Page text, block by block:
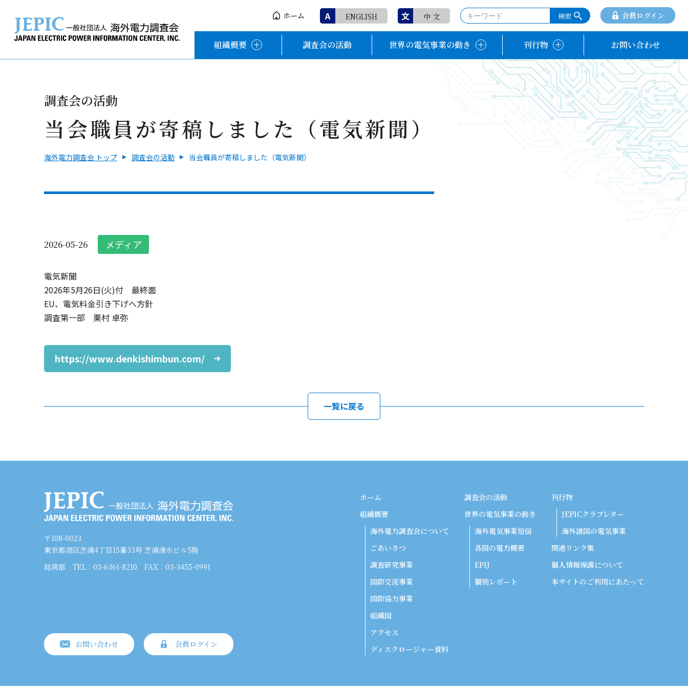
ホーム A ENGLISH 文 中 文 会員ログイン
組織概要 調査会の活動 世界の電気事業の動き 刊行物 お問い合わせ
調査会の活動
当会職員が寄稿しました（電気新聞）
海外電力調査会 トップ 調査会の活動 当会職員が寄稿しました（電気新聞）
2026-05-26 メディア
電気新聞
2026年5月26日(火)付 最終面
EU、電気料金引き下げへ方針
調査第一部 栗村 卓弥
https://www.denkishimbun.com/
一覧に戻る
〒108-0023
東京都港区芝浦4丁目15番33号 芝浦清水ビル5階
総務部
TEL：03-6361-8210 FAX：03-3455-0991
お問い合わせ 会員ログイン
ホーム
組織概要
海外電力調査会について
ごあいさつ
調査研究事業
国際交流事業
国際協力事業
組織図
アクセス
ディスクロージャー資料
調査会の活動
世界の電気事業の動き
海外電気事業短信
各国の電力概要
EPIJ
個別レポート
刊行物
JEPICクラブレター
海外諸国の電気事業
関連リンク集
個人情報保護について
本サイトのご利用にあたって